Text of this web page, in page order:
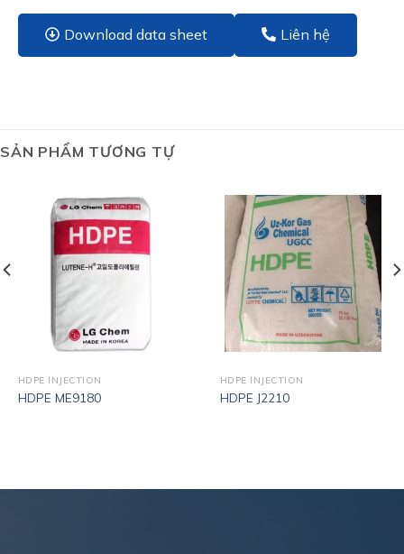
Download data sheet Liên hệ
SẢN PHẨM TƯƠNG TỰ
HDPE INJECTION
HDPE ME9180
HDPE INJECTION
HDPE J2210